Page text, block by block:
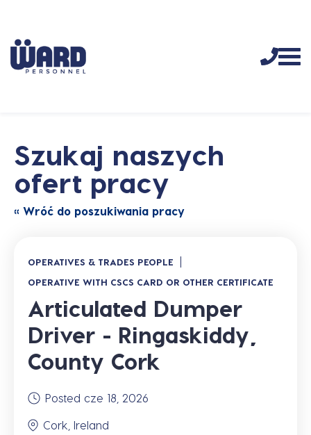
Szukaj naszych
ofert pracy
« Wróć do poszukiwania pracy
OPERATIVES & TRADES PEOPLE
OPERATIVE WITH CSCS CARD OR OTHER CERTIFICATE
Articulated Dumper
Driver - Ringaskiddy,
County Cork
Posted cze 18, 2026
Cork, Ireland